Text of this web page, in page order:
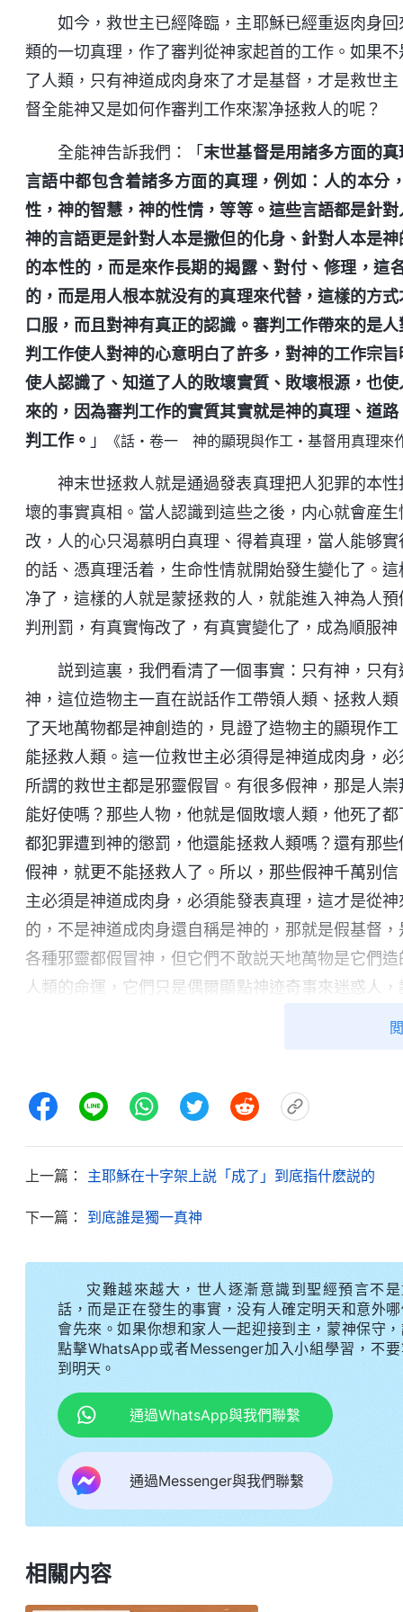
如今，救世主已經降臨，主耶穌已經重返肉身
類的一切真理，作了審判從神家起首的工作。如果
了人類，只有神道成肉身來了才是基督，才是救世
督全能神又是如何作審判工作來潔净拯救人的呢？
全能神告訴我們：「末世基督是用諸多方面的
言語中都包含着諸多方面的真理，例如：人的本分
性，神的智慧，神的性情，等等。這些言語都是針
神的言語更是針對人本是撒但的化身、針對人本是
的本性的，而是來作長期的揭露、對付、修理，這
的，而是用人根本就没有的真理來代替，這樣的方
口服，而且對神有真正的認識。審判工作帶來的是
判工作使人對神的心意明白了許多，對神的工作宗
使人認識了、知道了人的敗壞實質、敗壞根源，也
來的，因為審判工作的實質其實就是神的真理、道
判工作。 」 《話・卷一 神的顯現與作工・基督用真理來
神末世拯救人就是通過發表真理把人犯罪的本
壞的事實真相。當人認識到這些之後，内心就會産
改，人的心只渴慕明白真理、得着真理，當人能够
的話、憑真理活着，生命性情就開始發生變化了。
净了，這樣的人就是蒙拯救的人，就能進入神為人
判刑罰，有真實悔改了，有真實變化了，成為順服
説到這裏，我們看清了一個事實：只有神，只
神，這位造物主一直在説話作工帶領人類、拯救人
了天地萬物都是神創造的，見證了造物主的顯現作
能拯救人類。這一位救世主必須得是神道成肉身，
所謂的救世主都是邪靈假冒。有很多假神，那是人
能好使嗎？那些人物，他就是個敗壞人類，他死了
都犯罪遭到神的懲罰，他還能拯救人類嗎？還有那
假神，就更不能拯救人了。所以，那些假神千萬别
主必須是神道成肉身，必須能發表真理，這才是從
的，不是神道成肉身還自稱是神的，那就是假基督
各種邪靈都假冒神，但它們不敢説天地萬物是它們
人類的命運，它們只是偶爾顯點神迹奇事來迷惑人
際，所有的人都聽見我音，即看見我在全宇之下的
國，凡屬在地的國都要被毁滅，不存在；全宇之下
燒之中倒下，即除了現在流中之人將全部化為灰燼
的管轄；我要向萬國萬民顯現，在地發表我親口之
卷一 神的顯現與作工・神向全宇的説話・第二十六篇》
上一篇： 主耶穌在十字架上説「成了」到底指什麽説的
下一篇： 到底誰是獨一真神
灾難越來越大，世人逐漸意識到聖經預言不
話，而是正在發生的事實，没有人確定明天和意外
會先來。如果你想和家人一起迎接到主，蒙神保守
點擊WhatsApp或者Messenger加入小組學習，不
到明天。
通過WhatsApp與我們聯繫
通過Messenger與我們聯繫
相關内容